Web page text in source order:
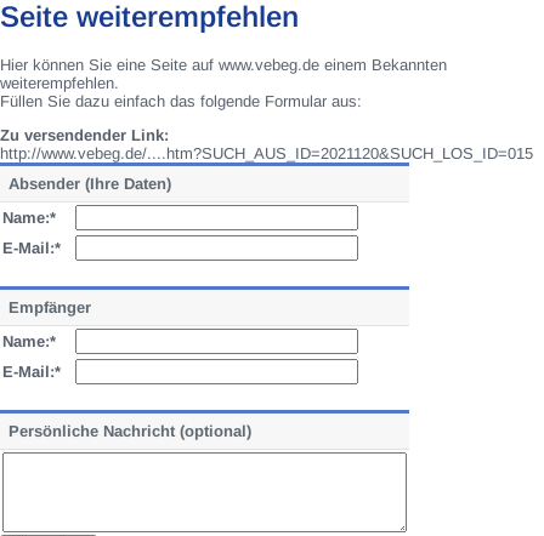
Seite weiterempfehlen
Hier können Sie eine Seite auf www.vebeg.de einem Bekannten
weiterempfehlen.
Füllen Sie dazu einfach das folgende Formular aus:
Zu versendender Link:
http://www.vebeg.de/....htm?SUCH_AUS_ID=2021120&SUCH_LOS_ID=015
Absender (Ihre Daten)
Name:*
E-Mail:*
Empfänger
Name:*
E-Mail:*
Persönliche Nachricht (optional)